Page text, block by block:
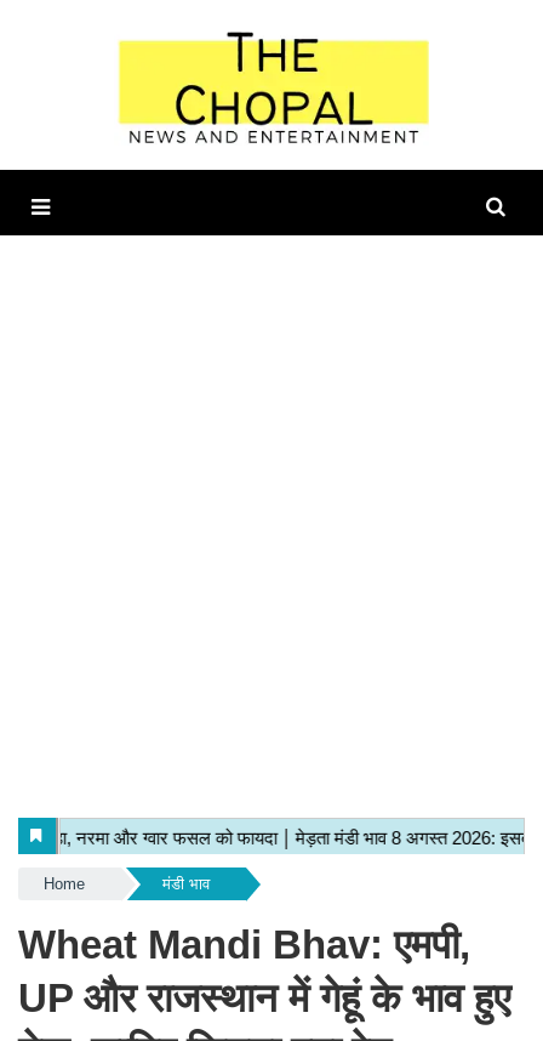
Home मंडी भाव
Wheat Mandi Bhav: एमपी,
UP और राजस्थान में गेहूं के भाव हुए